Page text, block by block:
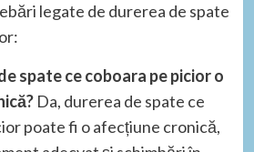
legate de durerea de spate
spate ce coboara pe picior o
Da, durerea de spate ce
poate fi o afecțiune cronică,